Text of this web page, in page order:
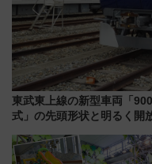
東武東上線の新型車両「
式」の先頭形状と明るく開